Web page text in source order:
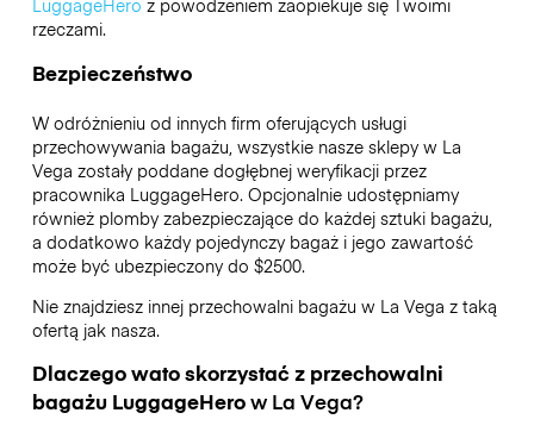
LuggageHero z powodzeniem zaopiekuje się Twoimi
rzeczami.
Bezpieczeństwo
W odróżnieniu od innych firm oferujących usługi
przechowywania bagażu, wszystkie nasze sklepy w La
Vega zostały poddane dogłębnej weryfikacji przez
pracownika LuggageHero. Opcjonalnie udostępniamy
również plomby zabezpieczające do każdej sztuki bagażu,
a dodatkowo każdy pojedynczy bagaż i jego zawartość
może być ubezpieczony do $2500.
Nie znajdziesz innej przechowalni bagażu w La Vega z taką
ofertą jak nasza.
Dlaczego wato skorzystać z przechowalni
bagażu LuggageHerow La Vega?